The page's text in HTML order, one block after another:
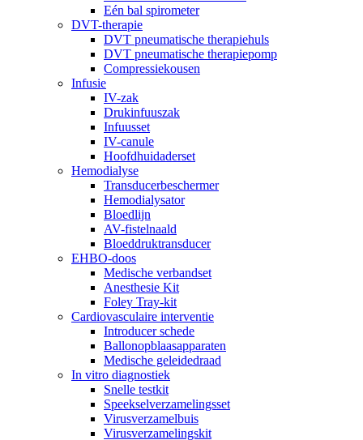
Eén bal spirometer
DVT-therapie
DVT pneumatische therapiehuls
DVT pneumatische therapiepomp
Compressiekousen
Infusie
IV-zak
Drukinfuuszak
Infuusset
IV-canule
Hoofdhuidaderset
Hemodialyse
Transducerbeschermer
Hemodialysator
Bloedlijn
AV-fistelnaald
Bloeddruktransducer
EHBO-doos
Medische verbandset
Anesthesie Kit
Foley Tray-kit
Cardiovasculaire interventie
Introducer schede
Ballonopblaasapparaten
Medische geleidedraad
In vitro diagnostiek
Snelle testkit
Speekselverzamelingsset
Virusverzamelbuis
Virusverzamelingskit